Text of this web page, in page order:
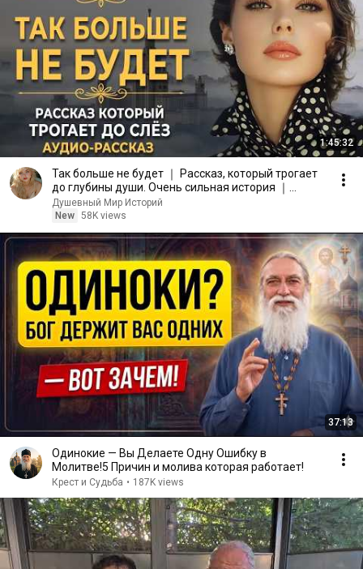
1:45:32
Так больше не будет ｜ Рассказ, который трогает
до глубины души. Очень сильная история ｜
Аудиорассказ
Душевный Мир Историй
New 58K views
37:13
Одинокие — Вы Делаете Одну Ошибку в
Молитве!5 Причин и молива которая работает!
Крест и Судьба • 187K views